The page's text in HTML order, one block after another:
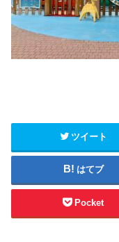
ツイート
はてブ
Pocket